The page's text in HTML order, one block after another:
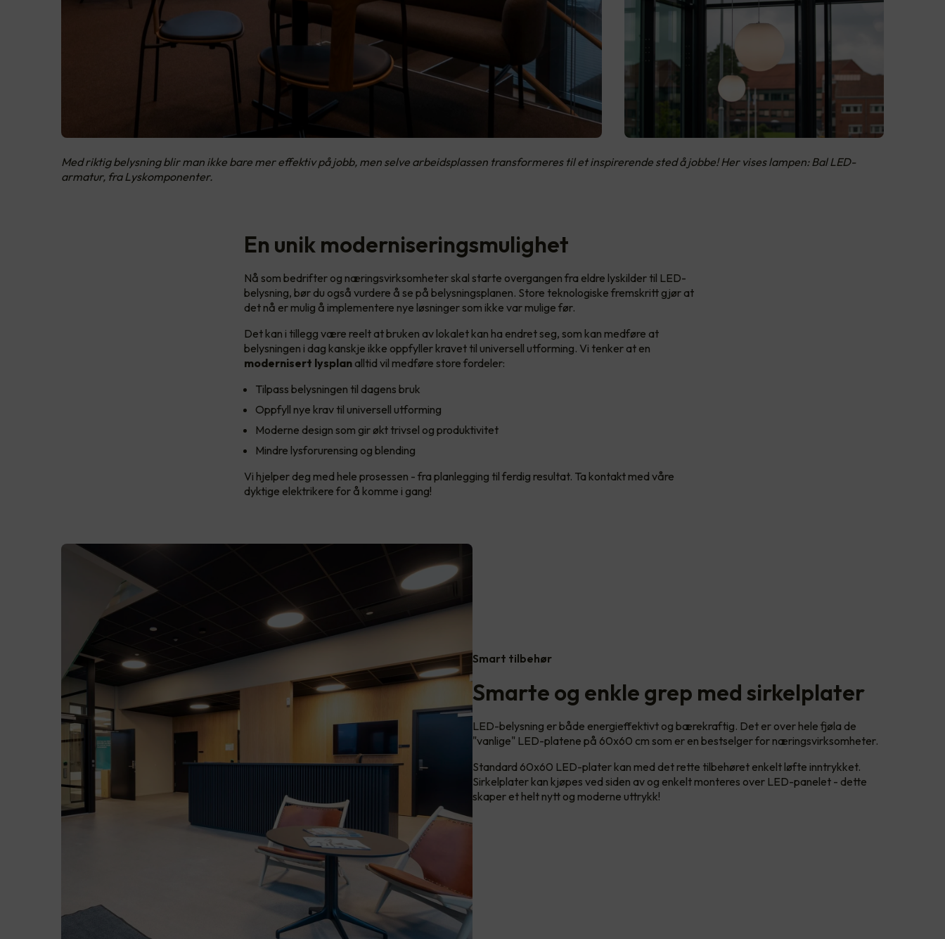
Med riktig belysning blir man ikke bare mer effektiv på jobb, men selve arbeidsplassen transformeres til et inspirerende sted å jobbe! Her vises lampen: Bal LED-
armatur, fra Lyskomponenter.
En unik moderniseringsmulighet
Nå som bedrifter og næringsvirksomheter skal starte overgangen fra eldre lyskilder til LED-
belysning, bør du også vurdere å se på belysningsplanen. Store teknologiske fremskritt gjør at
det nå er mulig å implementere nye løsninger som ikke var mulige før.
Det kan i tillegg være reelt at bruken av lokalet kan ha endret seg, som kan medføre at
belysningen i dag kanskje ikke oppfyller kravet til universell utforming. Vi tenker at en
modernisert lysplan alltid vil medføre store fordeler:
Tilpass belysningen til dagens bruk
Oppfyll nye krav til universell utforming
Moderne design som gir økt trivsel og produktivitet
Mindre lysforurensing og blending
Vi hjelper deg med hele prosessen - fra planlegging til ferdig resultat. Ta kontakt med våre
dyktige elektrikere for å komme i gang!
Smart tilbehør
Smarte og enkle grep med sirkelplater
LED-belysning er både energieffektivt og bærekraftig. Det er over hele fjøla de
"vanlige" LED-platene på 60x60 cm som er en bestselger for næringsvirksomheter.
Standard 60x60 LED-plater kan med det rette tilbehøret enkelt løfte inntrykket.
Sirkelplater kan kjøpes ved siden av og enkelt monteres over LED-panelet - dette
skaper et helt nytt og moderne uttrykk!